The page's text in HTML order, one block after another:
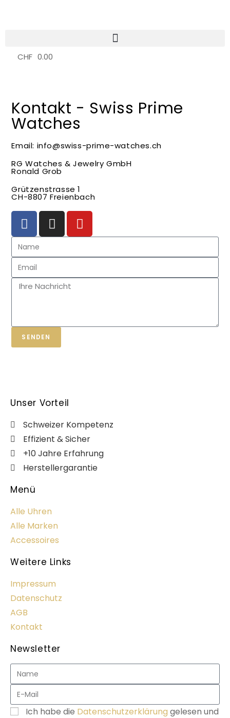
CHF 0.00
Kontakt - Swiss Prime
Watches
Email: info@swiss-prime-watches.ch
RG Watches & Jewelry GmbH
Ronald Grob
Grützenstrasse 1
CH-8807 Freienbach
SENDEN
Unser Vorteil
Schweizer Kompetenz
Effizient & Sicher
+10 Jahre Erfahrung
Herstellergarantie
Menü
Alle Uhren
Alle Marken
Accessoires
Weitere Links
Impressum
Datenschutz
AGB
Kontakt
Newsletter
Ich habe die Datenschutzerklärung gelesen und